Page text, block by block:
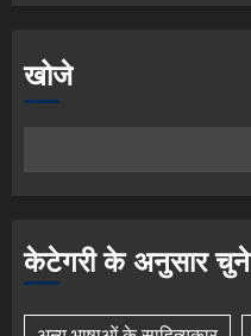
खोजे
केटेगरी के अनुसार चुने